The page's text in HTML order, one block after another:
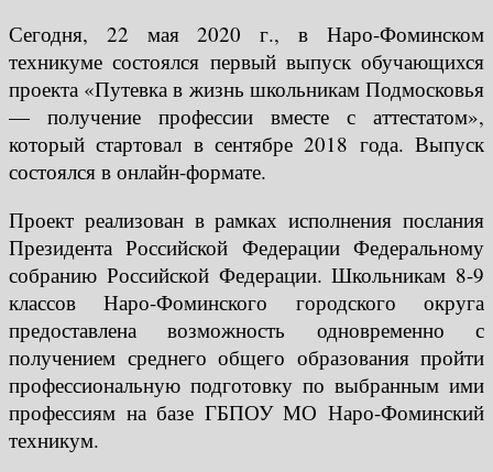
Сегодня, 22 мая 2020 г., в Наро-Фоминском
техникуме состоялся первый выпуск обучающихся
проекта «Путевка в жизнь школьникам Подмосковья
— получение профессии вместе с аттестатом»,
который стартовал в сентябре 2018 года. Выпуск
состоялся в онлайн-формате.
Проект реализован в рамках исполнения послания
Президента Российской Федерации Федеральному
собранию Российской Федерации. Школьникам 8-9
классов Наро-Фоминского городского округа
предоставлена возможность одновременно с
получением среднего общего образования пройти
профессиональную подготовку по выбранным ими
профессиям на базе ГБПОУ МО Наро-Фоминский
техникум.